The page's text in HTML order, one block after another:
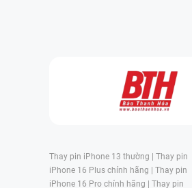
Thay pin iPhone 13 thường | Thay pin
iPhone 16 Plus chính hãng | Thay pin
iPhone 16 Pro chính hãng | Thay pin